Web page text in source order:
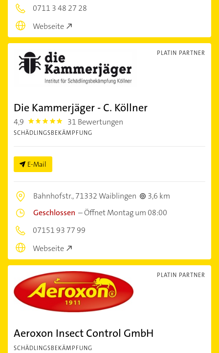
0711 3 48 27 28
Webseite
PLATIN PARTNER
Die Kammerjäger - C. Köllner
4,9 4.9 31 Bewertungen
SCHÄDLINGSBEKÄMPFUNG
E-Mail
Bahnhofstr.,71332 Waiblingen
3,6 km
Geschlossen –Öffnet Montag um 08:00
07151 93 77 99
Webseite
PLATIN PARTNER
Aeroxon Insect Control GmbH
SCHÄDLINGSBEKÄMPFUNG